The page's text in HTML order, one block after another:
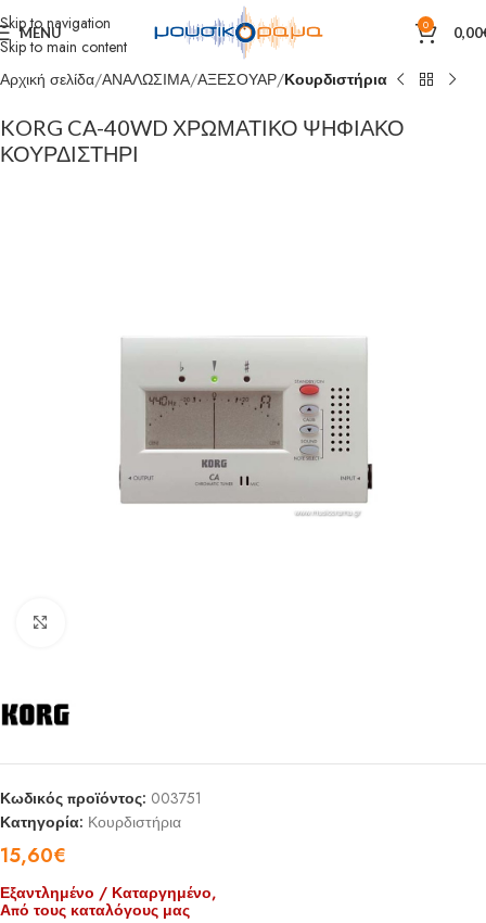
Skip to navigation
Skip to main content
MENU 0 0,00
Αρχική σελίδα ΑΝΑΛΩΣΙΜΑ ΑΞΕΣΟΥΑΡ Κουρδιστήρια
KORG CA-40WD ΧΡΩΜΑΤΙΚΟ ΨΗΦΙΑΚΟ
ΚΟΥΡΔΙΣΤΗΡΙ
Κωδικός προϊόντος: 003751
Κατηγορία: Κουρδιστήρια
15,60€
Εξαντλημένο / Καταργημένο,
Από τους καταλόγους μας